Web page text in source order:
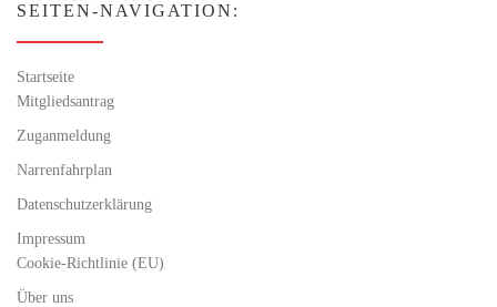
SEITEN-NAVIGATION:
Startseite
Mitgliedsantrag
Zuganmeldung
Narrenfahrplan
Datenschutzerklärung
Impressum
Cookie-Richtlinie (EU)
Über uns